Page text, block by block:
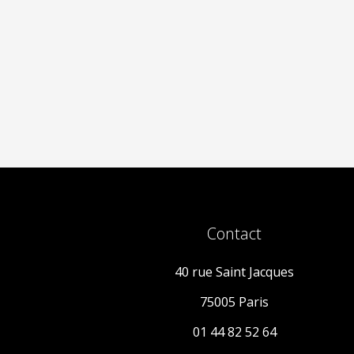
Contact
40 rue Saint Jacques
75005 Paris
01 44 82 52 64